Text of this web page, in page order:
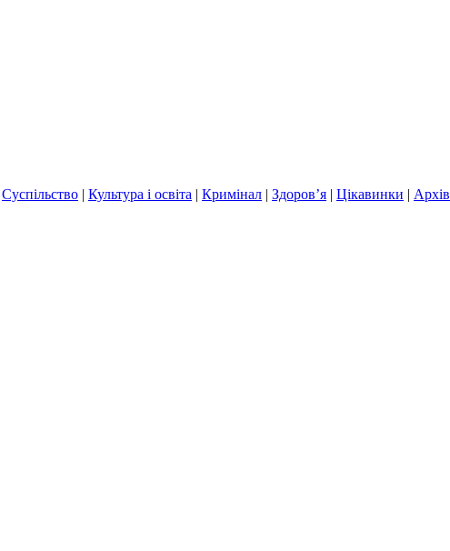
Суспільство | Культура і освіта | Кримінал | Здоров’я | Цікавинки | Архів